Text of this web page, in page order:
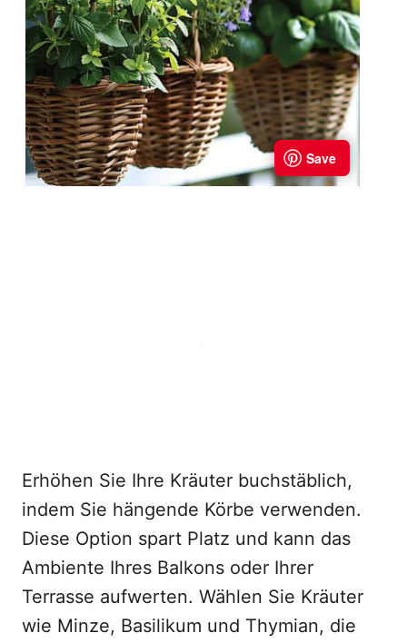
Erhöhen Sie Ihre Kräuter buchstäblich,
indem Sie hängende Körbe verwenden.
Diese Option spart Platz und kann das
Ambiente Ihres Balkons oder Ihrer
Terrasse aufwerten. Wählen Sie Kräuter
wie Minze, Basilikum und Thymian, die